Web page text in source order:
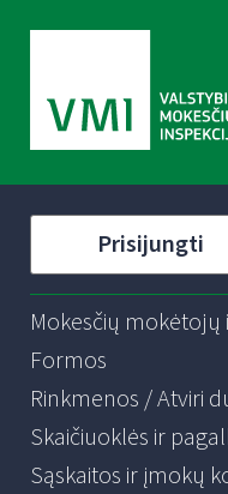
Prisijungti
Mokesčių
Formos
Rinkmenos / Atviri
Skaičiuoklės ir
Sąskaitos ir įmokų